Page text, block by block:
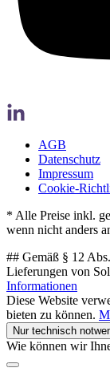
AGB
Datenschutz
Impressum
Cookie-
* Alle Preise inkl.
wenn nicht anders
## Gemäß § 12
Lieferungen von
Informationen
Diese Website
bieten zu können.
Nur technisch
Wie können wir